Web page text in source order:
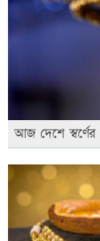
আজ দেশে